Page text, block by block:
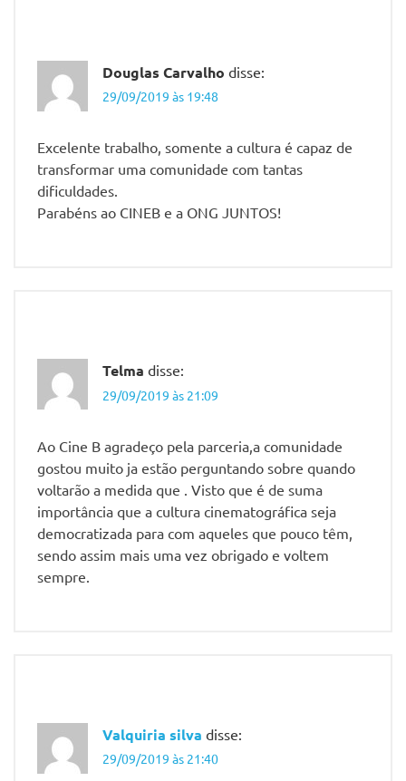
Humberto
Canavesi
Mostra de
Infantil de
Florianópolis
ONG
Juntos
Região
Telma
Cristina
Douglas Carvalho disse:
29/09/2019 às 19:48
Excelente trabalho, somente a cultura é capaz de
transformar uma comunidade com tantas
dificuldades.
Parabéns ao CINEB e a ONG JUNTOS!
Telma disse:
29/09/2019 às 21:09
Ao Cine B agradeço pela parceria,a comunidade
gostou muito ja estão perguntando sobre quando
voltarão a medida que . Visto que é de suma
importância que a cultura cinematográfica seja
democratizada para com aqueles que pouco têm,
sendo assim mais uma vez obrigado e voltem
sempre.
Valquiria silva disse:
29/09/2019 às 21:40